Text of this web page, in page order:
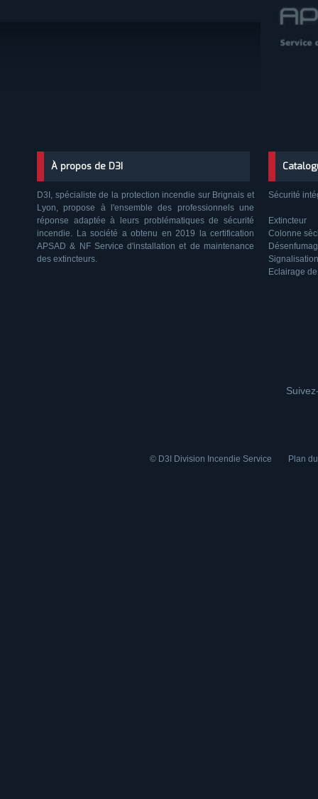
À propos de D3I
D3I, spécialiste de la protection incendie sur Brignais et
Lyon, propose à l'ensemble des professionnels une
réponse adaptée à leurs problématiques de sécurité
incendie. La société a obtenu en 2019 la certification
APSAD & NF Service d'installation et de maintenance
des extincteurs.
Sécurité
Extincteur
Colonne
Signalisation
Eclairage
© D3I Division Incendie Service Plan